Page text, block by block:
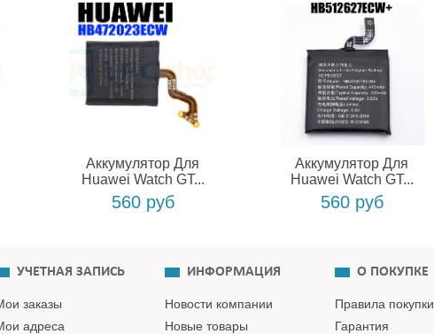
Аккумулятор Для
Huawei Watch GT...
560 руб
Аккумулятор Для
Huawei Watch GT...
560 руб
УЧЕТНАЯ ЗАПИСЬ
заказы
адреса
ИНФОРМАЦИЯ
Новости компании
Новые товары
О ПОКУПКЕ
Правила покупки
Гарантия